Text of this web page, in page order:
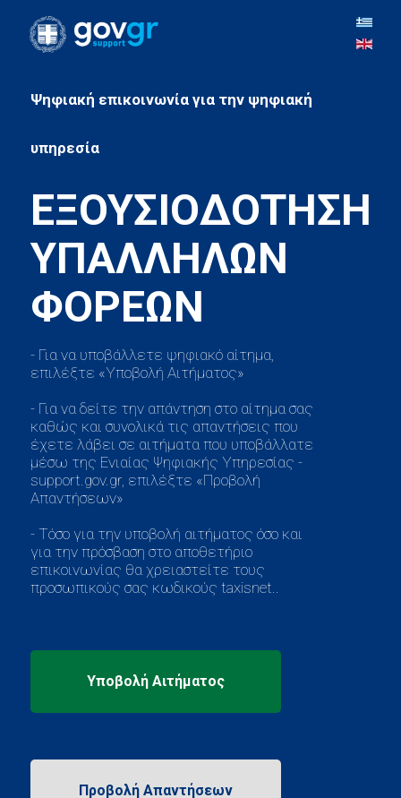
Ψηφιακή επικοινωνία για την ψηφιακή
ΕΞΟΥΣΙΟΔΟΤΗΣΗ
ΥΠΑΛΛΗΛΩΝ
- Για να υποβάλλετε ψηφιακό αίτημα,
επιλέξτε «Υποβολή Αιτήματος»
- Για να δείτε την απάντηση στο αίτημα σας
καθώς και συνολικά τις απαντήσεις που
έχετε λάβει σε αιτήματα που υποβάλλατε
μέσω της Ενιαίας Ψηφιακής Υπηρεσίας -
support.gov.gr, επιλέξτε «Προβολή
Απαντήσεων»
- Τόσο για την υποβολή αιτήματος όσο και
για την πρόσβαση στο αποθετήριο
επικοινωνίας θα χρειαστείτε τους
προσωπικούς σας κωδικούς taxisnet..